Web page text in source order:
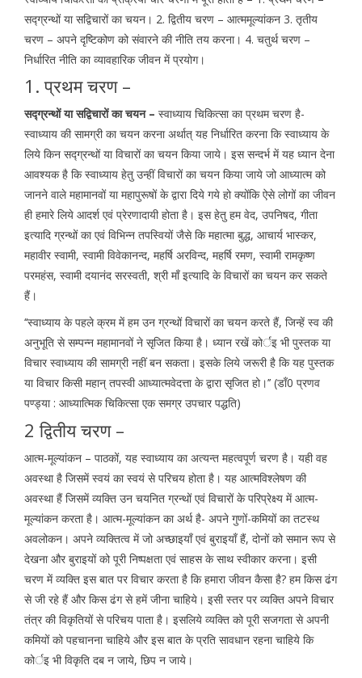
सद्ग्रन्थों या सद्विचारों का चयन। 2. द्वितीय चरण – आत्ममूल्यांकन 3. तृतीय
चरण – अपने दृष्टिकोण को संवारने की नीति तय करना। 4. चतुर्थ चरण –
निर्धारित नीति का व्यावहारिक जीवन में प्रयोग।
1. प्रथम चरण –
सद्ग्रन्थों या सद्विचारों का चयन – स्वाध्याय चिकित्सा का प्रथम चरण है-
स्वाध्याय की सामग्री का चयन करना अर्थात् यह निर्धारित करना कि स्वाध्याय के
लिये किन सद्ग्रन्थों या विचारों का चयन किया जाये। इस सन्दर्भ में यह ध्यान देना
आवश्यक है कि स्वाध्याय हेतु उन्हीं विचारों का चयन किया जाये जो आध्यात्म को
जानने वाले महामानवों या महापुरूषों के द्वारा दिये गये हो क्योंकि ऐसे लोगों का जीवन
ही हमारे लिये आदर्श एवं प्रेरणादायी होता है। इस हेतु हम वेद, उपनिषद, गीता
इत्यादि ग्रन्थों का एवं विभिन्न तपस्वियों जैसे कि महात्मा बुद्ध, आचार्य भास्कर,
महावीर स्वामी, स्वामी विवेकानन्द, महर्षि अरविन्द, महर्षि रमण, स्वामी रामकृष्ण
परमहंस, स्वामी दयानंद सरस्वती, श्री माँ इत्यादि के विचारों का चयन कर सकते
हैं।
‘‘स्वाध्याय के पहले क्रम में हम उन ग्रन्थों विचारों का चयन करते हैं, जिन्हें स्व की
अनुभूति से सम्पन्न महामानवों ने सृजित किया है। ध्यान रखें कोर्इ भी पुस्तक या
विचार स्वाध्याय की सामग्री नहीं बन सकता। इसके लिये जरूरी है कि यह पुस्तक
या विचार किसी महान् तपस्वी आध्यात्मवेदत्ता के द्वारा सृजित हो।’’ (डाँ0 प्रणव
पण्ड्या : आध्यात्मिक चिकित्सा एक समग्र उपचार पद्धति)
2 द्वितीय चरण –
आत्म-मूल्यांकन – पाठकों, यह स्वाध्याय का अत्यन्त महत्वपूर्ण चरण है। यही वह
अवस्था है जिसमें स्वयं का स्वयं से परिचय होता है। यह आत्मविश्लेषण की
अवस्था हैं जिसमें व्यक्ति उन चयनित ग्रन्थों एवं विचारों के परिप्रेक्ष्य में आत्म-
मूल्यांकन करता है। आत्म-मूल्यांकन का अर्थ है- अपने गुणों-कमियों का तटस्थ
अवलोकन। अपने व्यक्तित्व में जो अच्छाइयाँ एवं बुराइयाँ हैं, दोनों को समान रूप से
देखना और बुराइयों को पूरी निष्पक्षता एवं साहस के साथ स्वीकार करना। इसी
चरण में व्यक्ति इस बात पर विचार करता है कि हमारा जीवन कैसा है? हम किस ढंग
से जी रहे हैं और किस ढंग से हमें जीना चाहिये। इसी स्तर पर व्यक्ति अपने विचार
तंत्र की विकृतियों से परिचय पाता है। इसलिये व्यक्ति को पूरी सजगता से अपनी
कमियों को पहचानना चाहिये और इस बात के प्रति सावधान रहना चाहिये कि
कोर्इ भी विकृति दब न जाये, छिप न जाये।